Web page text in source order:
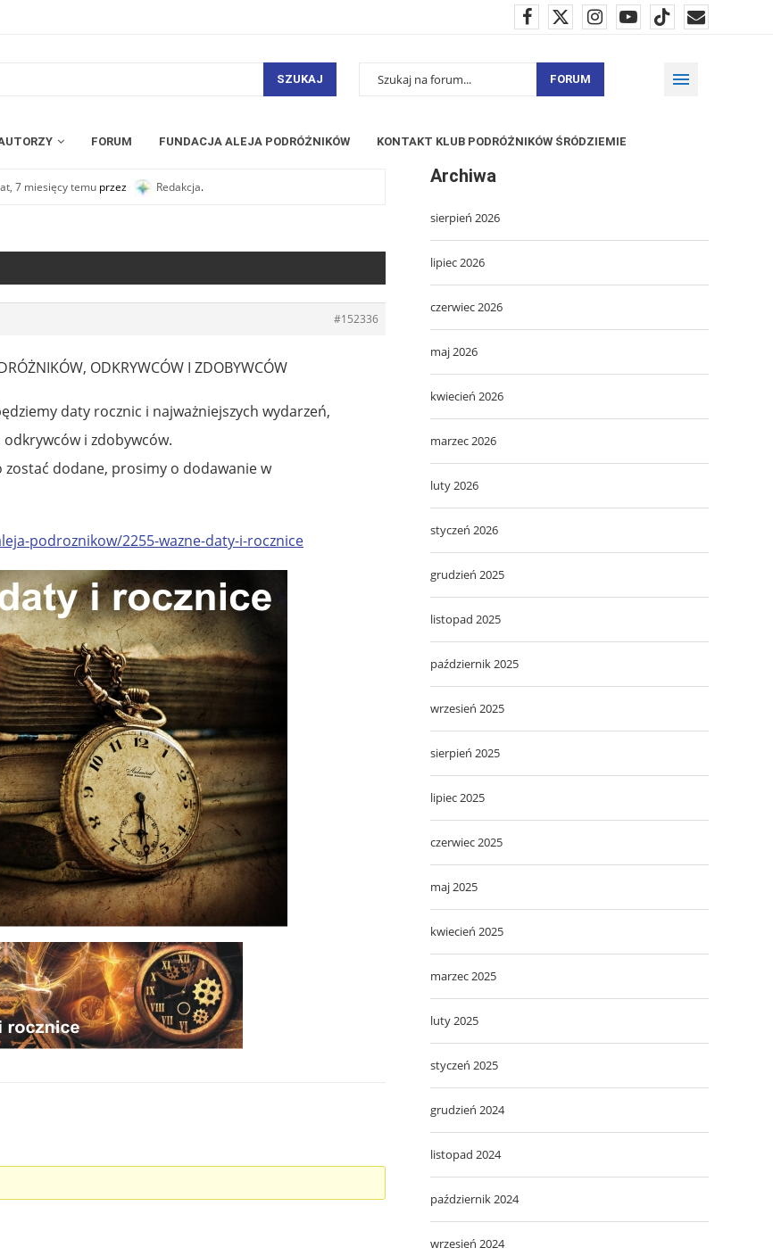
SZUKAJ FORUM
FORUM FUNDACJA ALEJA PODRÓŻNIKÓW KONTAKT KLUB PODRÓŻNIKÓW ŚRÓDZIEMIE
7 miesięcy temu przez Redakcja.
#152336
ODKRYWCÓW I ZDOBYWCÓW
daty rocznic i najważniejszych wydarzeń,
i zdobywców.
zostać dodane, prosimy o dodawanie w
podroznikow/2255-wazne-daty-i-rocznice
Archiwa
sierpień 2026
lipiec 2026
czerwiec 2026
maj 2026
kwiecień 2026
marzec 2026
luty 2026
styczeń 2026
grudzień 2025
listopad 2025
październik 2025
wrzesień 2025
sierpień 2025
lipiec 2025
czerwiec 2025
maj 2025
kwiecień 2025
marzec 2025
luty 2025
styczeń 2025
grudzień 2024
listopad 2024
październik 2024
wrzesień 2024